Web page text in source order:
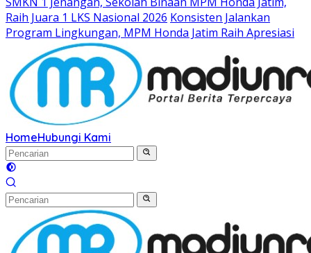
Raih Juara 1 LKS Nasional 2026 Konsisten Jalankan
Program Lingkungan, MPM Honda Jatim Raih Apresiasi
HomeHubungi Kami